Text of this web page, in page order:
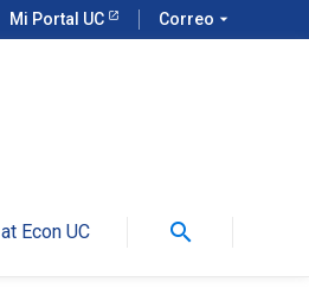
Mi Portal UC Correo arrow_drop_down
Econ UC search